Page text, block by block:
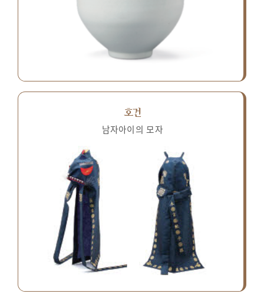
호건
남자아이의 모자